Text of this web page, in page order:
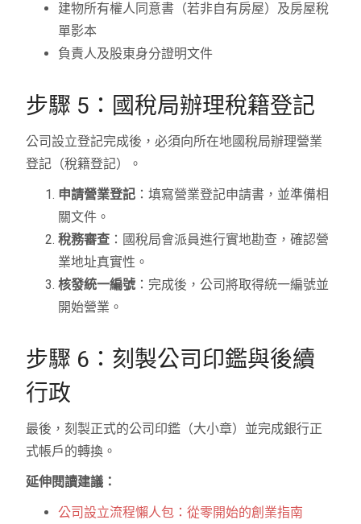
建物所有權人同意書（若非自有房屋）及房屋稅
單影本
負責人及股東身分證明文件
步驟 5：國稅局辦理稅籍登記
公司設立登記完成後，必須向所在地國稅局辦理營業
登記（稅籍登記）。
申請營業登記 ：填寫營業登記申請書，並準備相
關文件。
稅務審查 ：國稅局會派員進行實地勘查，確認營
業地址真實性。
核發統一編號 ：完成後，公司將取得統一編號並
開始營業。
步驟 6：刻製公司印鑑與後續
行政
最後，刻製正式的公司印鑑（大小章）並完成銀行正
式帳戶的轉換。
延伸閱讀建議：
公司設立流程懶人包：從零開始的創業指南